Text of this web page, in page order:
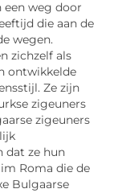
een weg door
die aan de
wegen.
zichzelf als
ontwikkelde
Ze zijn
zigeuners
zigeuners
dat ze hun
Roma die de
Bulgaarse